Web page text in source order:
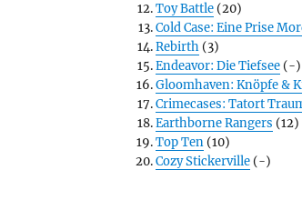
Toy Battle (20)
Cold Case: Eine Prise
Rebirth (3)
Endeavor: Die Tiefsee (-)
Gloomhaven: Knöpfe &
Crimecases: Tatort
Earthborne Rangers (12)
Top Ten (10)
Cozy Stickerville (-)